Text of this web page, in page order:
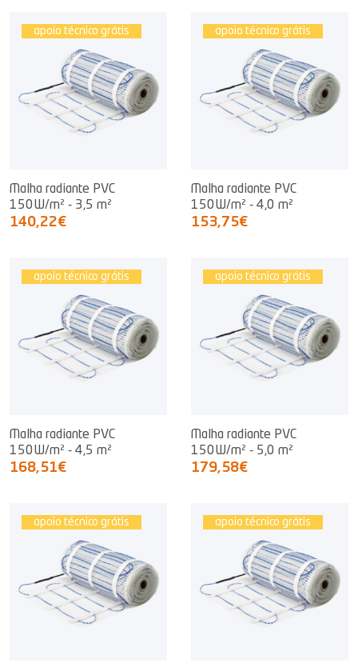
apoio técnico grátis
Malha radiante PVC
150W/m² - 3,5 m²
140,22€
apoio técnico grátis
Malha radiante PVC
150W/m² - 4,0 m²
153,75€
apoio técnico grátis
Malha radiante PVC
150W/m² - 4,5 m²
168,51€
apoio técnico grátis
Malha radiante PVC
150W/m² - 5,0 m²
179,58€
apoio técnico grátis apoio técnico grátis